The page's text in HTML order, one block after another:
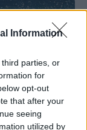
Information
parties, or
for
opt-out
that after your
seeing
utilized by